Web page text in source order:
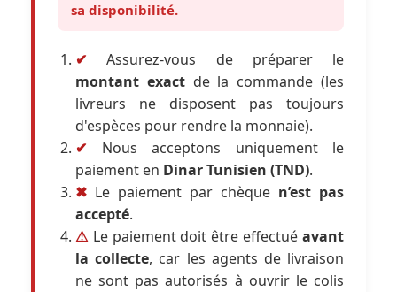
sa disponibilité.
✔ Assurez-vous de préparer le
montant exactde la commande (les
livreurs ne disposent pas toujours
d'espèces pour rendre la monnaie).
✔ Nous acceptons uniquement le
paiement en Dinar Tunisien (TND).
✖ Le paiement par chèque n’est pas
accepté.
⚠Le paiement doit être effectuéavant
la collecte, car les agents de livraison
ne sont pas autorisés à ouvrir le colis